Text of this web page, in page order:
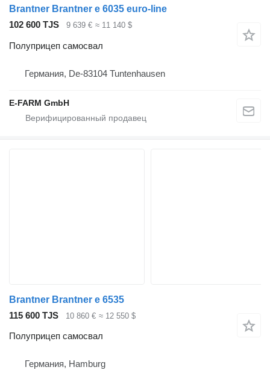
Brantner Brantner e 6035 euro-line
102 600 TJS
9 639 € ≈ 11 140 $
Полуприцеп самосвал
Германия, De-83104 Tuntenhausen
E-FARM GmbH
Brantner Brantner e 6535
115 600 TJS
10 860 € ≈ 12 550 $
Полуприцеп самосвал
Германия, Hamburg